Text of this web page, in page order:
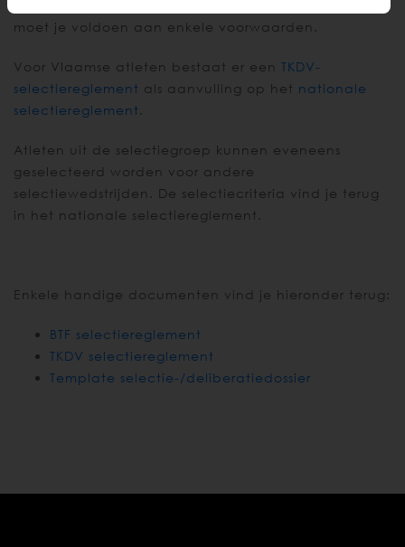
moet je voldoen aan enkele voorwaarden.
Voor Vlaamse atleten bestaat er een TKDV-
selectiereglement als aanvulling op het nationale
selectiereglement
Atleten uit de selectiegroep kunnen eveneens
geselecteerd worden voor andere
selectiewedstrijden. De selectiecriteria vind je terug
in het nationale selectiereglement.
Enkele handige documenten vind je hieronder terug:
BTF selectiereglement
TKDV selectiereglement
Template selectie-/deliberatiedossier